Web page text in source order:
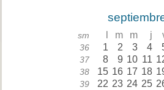
sm m m j
36 1 2 3 4
37 8 9 10 11
38 15 16 17 18
39 22 23 24 25